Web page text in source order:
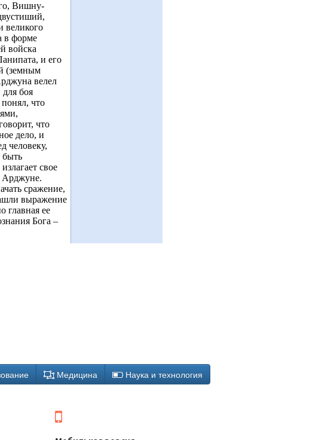
Вишну-
великого
в форме
войска
и его
(земным
велел
боя
что
что
дело, и
человеку,
быть
свое
Арджуне.
сражение,
выражение
главная ее
Бога –
Медицина Наука и технология